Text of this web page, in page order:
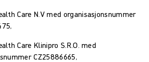
Care N.V med organisasjonsnummer
Care Klinipro S.R.O. med
CZ25886665,